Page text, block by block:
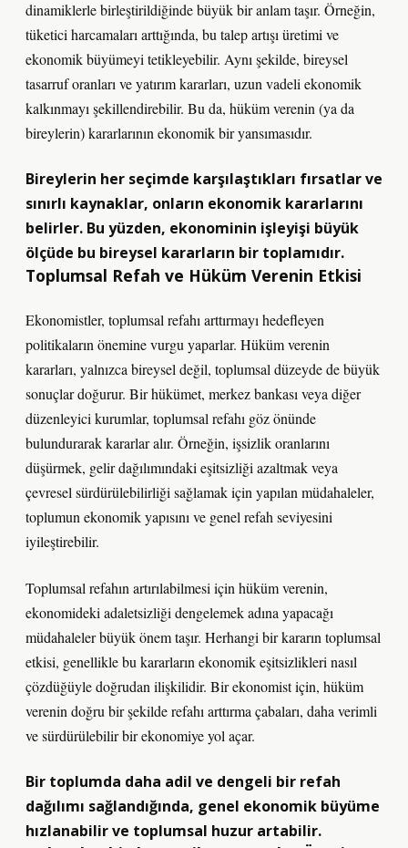
dinamiklerle birleştirildiğinde büyük bir anlam taşır. Örneğin,
tüketici harcamaları arttığında, bu talep artışı üretimi ve
ekonomik büyümeyi tetikleyebilir. Aynı şekilde, bireysel
tasarruf oranları ve yatırım kararları, uzun vadeli ekonomik
kalkınmayı şekillendirebilir. Bu da, hüküm verenin (ya da
bireylerin) kararlarının ekonomik bir yansımasıdır.
Bireylerin her seçimde karşılaştıkları fırsatlar ve
sınırlı kaynaklar, onların ekonomik kararlarını
belirler. Bu yüzden, ekonominin işleyişi büyük
ölçüde bu bireysel kararların bir toplamıdır.
Toplumsal Refah ve Hüküm Verenin Etkisi
Ekonomistler, toplumsal refahı arttırmayı hedefleyen
politikaların önemine vurgu yaparlar. Hüküm verenin
kararları, yalnızca bireysel değil, toplumsal düzeyde de büyük
sonuçlar doğurur. Bir hükümet, merkez bankası veya diğer
düzenleyici kurumlar, toplumsal refahı göz önünde
bulundurarak kararlar alır. Örneğin, işsizlik oranlarını
düşürmek, gelir dağılımındaki eşitsizliği azaltmak veya
çevresel sürdürülebilirliği sağlamak için yapılan müdahaleler,
toplumun ekonomik yapısını ve genel refah seviyesini
iyileştirebilir.
Toplumsal refahın artırılabilmesi için hüküm verenin,
ekonomideki adaletsizliği dengelemek adına yapacağı
müdahaleler büyük önem taşır. Herhangi bir kararın toplumsal
etkisi, genellikle bu kararların ekonomik eşitsizlikleri nasıl
çözdüğüyle doğrudan ilişkilidir. Bir ekonomist için, hüküm
verenin doğru bir şekilde refahı arttırma çabaları, daha verimli
ve sürdürülebilir bir ekonomiye yol açar.
Bir toplumda daha adil ve dengeli bir refah
dağılımı sağlandığında, genel ekonomik büyüme
hızlanabilir ve toplumsal huzur artabilir.